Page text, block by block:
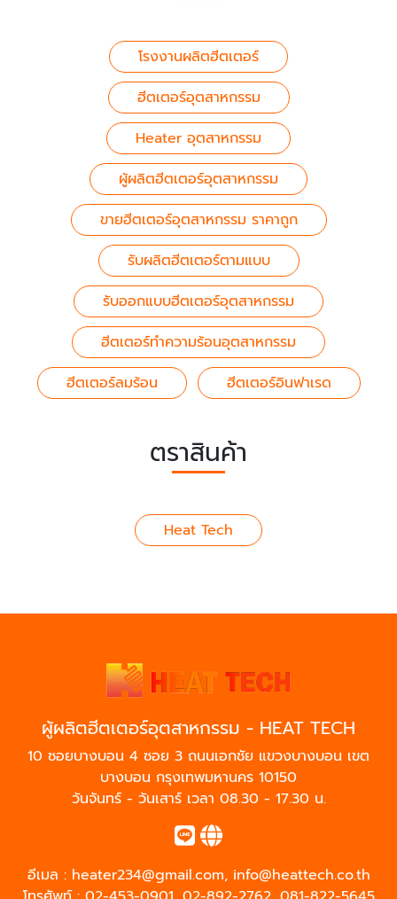
โรงงานผลิตฮีตเตอร์
ฮีตเตอร์อุตสาหกรรม
Heater อุตสาหกรรม
ผู้ผลิตฮีตเตอร์อุตสาหกรรม
ขายฮีตเตอร์อุตสาหกรรม ราคาถูก
รับผลิตฮีตเตอร์ตามแบบ
รับออกแบบฮีตเตอร์อุตสาหกรรม
ฮีตเตอร์ทำความร้อนอุตสาหกรรม
ฮีตเตอร์ลมร้อน
ฮีตเตอร์อินฟาเรด
ตราสินค้า
Heat Tech
ผู้ผลิตฮีตเตอร์อุตสาหกรรม - HEAT TECH
10 ซอยบางบอน 4 ซอย 3 ถนนเอกชัย แขวงบางบอน เขต
บางบอน กรุงเทพมหานคร 10150
วันจันทร์ - วันเสาร์ เวลา 08.30 - 17.30 น.
อีเมล : heater234@gmail.com, info@heattech.co.th